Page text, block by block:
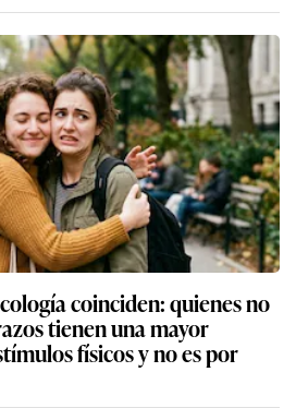
coinciden: quienes no
tienen una mayor
físicos y no es por